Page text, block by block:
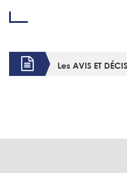
Les AVIS ET